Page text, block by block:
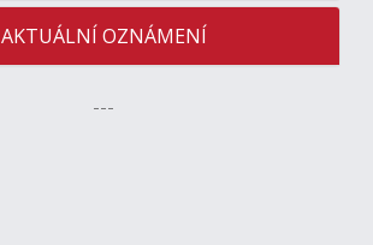
AKTUÁLNÍ OZNÁMENÍ
---